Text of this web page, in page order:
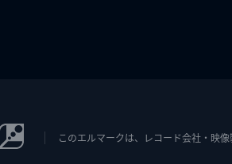
このエルマークは、レコード会社・映